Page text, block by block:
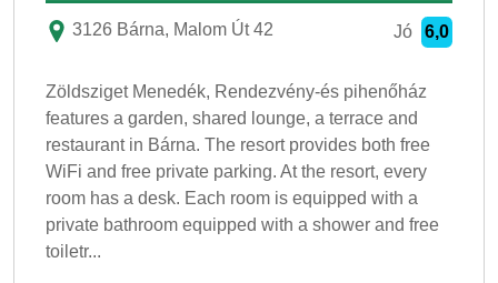
3126 Bárna, Malom Út 42 Jó 6,0
Zöldsziget Menedék, Rendezvény-és pihenőház
features a garden, shared lounge, a terrace and
restaurant in Bárna. The resort provides both free
WiFi and free private parking. At the resort, every
room has a desk. Each room is equipped with a
private bathroom equipped with a shower and free
toiletr...